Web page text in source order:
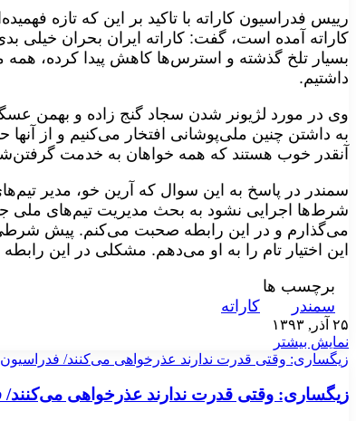
رییس فدراسیون کاراته با تاکید بر این که تازه
کاراته آمده است، گفت: کاراته ایران بحران
بسیار تلخ گذشته و استرس‌ها کاهش پیدا کرده،
داشتیم.
وی در مورد لژیونر شدن سجاد گنج زاده و بهمن
به داشتن چنین ملی‌پوشانی افتخار می‌کنیم و از
آنقدر خوب هستند که همه خواهان به خدمت
سمندر در پاسخ به این سوال که آرین خو، مدیر
شرط‌ها اجرایی نشود به بحث مدیریت تیم‌های ملی
می‌گذارم و در این رابطه صحبت می‌کنم. پیش شرطی
این اختیار تام را به او می‌دهم. مشکلی در این رابطه
برچسب ها
سمندر
کاراته
۲۵ آذر, ۱۳۹۳
نمایش بیشتر
زیگساری: وقتی قدرت ندارند عذرخواهی می‌کنند/ فدراسیون
زیگساری: وقتی قدرت ندارند عذرخواهی می‌کنند/